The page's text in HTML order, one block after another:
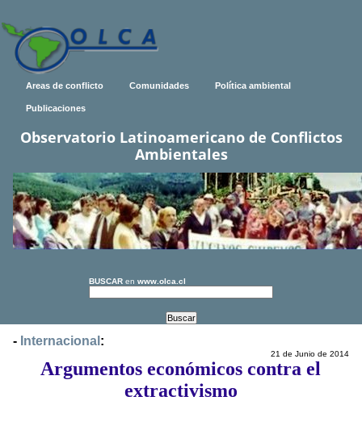
Areas de conflicto Comunidades Política ambiental
Publicaciones
Observatorio Latinoamericano de Conflictos
Ambientales
BUSCAR en www.olca.cl
- Internacional :
21 de Junio de 2014
Argumentos económicos contra el
extractivismo